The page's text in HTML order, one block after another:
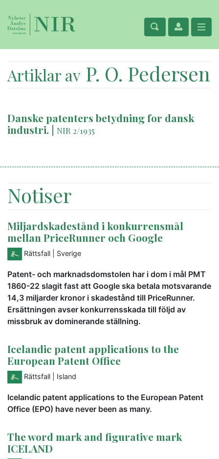
Artiklar av P. O. Pedersen
Danske patenters betydning for dansk
industri. | NIR 2/1935
Notiser
Miljardskadestånd i konkurrensmål
mellan PriceRunner och Google
Rättsfall | Sverige
Patent- och marknadsdomstolen har i dom i mål PMT
1860-22 slagit fast att Google ska betala motsvarande
14,3 miljarder kronor i skadestånd till PriceRunner.
Ersättningen avser konkurrensskada till följd av
missbruk av dominerande ställning.
Icelandic patent applications to the
European Patent Office
Rättsfall | Island
Icelandic patent applications to the European Patent
Office (EPO) have never been as many.
The word mark and figurative mark
ICELAND